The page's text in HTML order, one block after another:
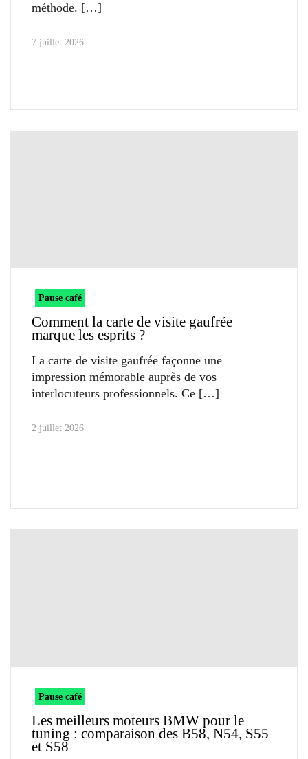
méthode.
7 juillet 2026
Pause café
Comment la carte de visite gaufrée
marque les esprits ?
La carte de visite gaufrée façonne une
impression mémorable auprès de vos
interlocuteurs professionnels. Ce
2 juillet 2026
Pause café
Les meilleurs moteurs BMW pour le
tuning : comparaison des B58, N54, S55
et S58